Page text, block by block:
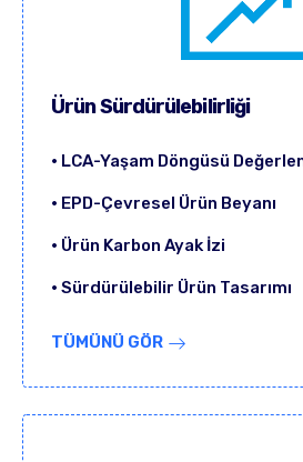
Ürün Sürdürülebilirliği
• LCA-Yaşam Döngüsü
• EPD-Çevresel Ürün Beyanı
• Ürün Karbon Ayak İzi
• Sürdürülebilir Ürün Tasarımı
TÜMÜNÜ GÖR